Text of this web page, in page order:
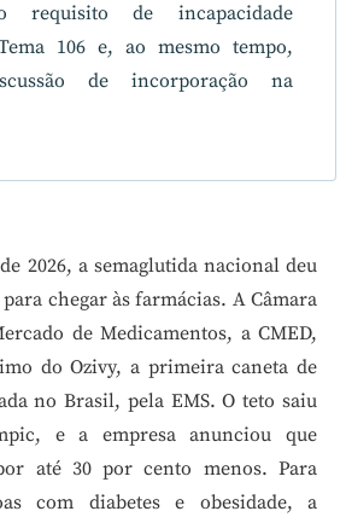
de incapacidade
106 e, ao mesmo tempo,
de incorporação na
2026, a semaglutida nacional deu
chegar às farmácias. A Câmara
de Medicamentos, a CMED,
do Ozivy, a primeira caneta de
no Brasil, pela EMS. O teto saiu
e a empresa anunciou que
até 30 por cento menos. Para
com diabetes e obesidade, a